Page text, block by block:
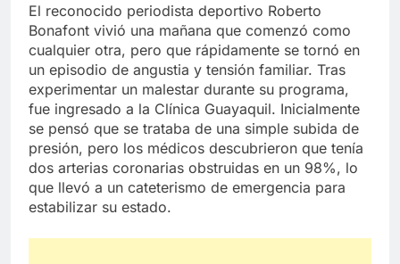
El reconocido periodista deportivo Roberto
Bonafont vivió una mañana que comenzó como
cualquier otra, pero que rápidamente se tornó en
un episodio de angustia y tensión familiar. Tras
experimentar un malestar durante su programa,
fue ingresado a la Clínica Guayaquil. Inicialmente
se pensó que se trataba de una simple subida de
presión, pero los médicos descubrieron que tenía
dos arterias coronarias obstruidas en un 98%, lo
que llevó a un cateterismo de emergencia para
estabilizar su estado.